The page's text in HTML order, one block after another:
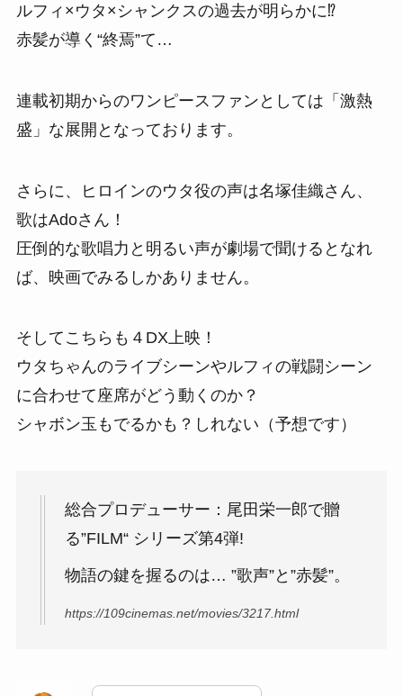
ルフィ×ウタ×シャンクスの過去が明らかに⁉
赤髪が導く“終焉”て…
連載初期からのワンピースファンとしては「激熱
盛」な展開となっております。
さらに、ヒロインのウタ役の声は名塚佳織さん、
歌はAdoさん！
圧倒的な歌唱力と明るい声が劇場で聞けるとなれ
ば、映画でみるしかありません。
そしてこちらも４DX上映！
ウタちゃんのライブシーンやルフィの戦闘シーン
に合わせて座席がどう動くのか？
シャボン玉もでるかも？しれない（予想です）
総合プロデューサー：尾田栄一郎で贈
る”FILM“ シリーズ第4弾!
物語の鍵を握るのは… ”歌声”と”赤髪”。
https://109cinemas.net/movies/3217.html